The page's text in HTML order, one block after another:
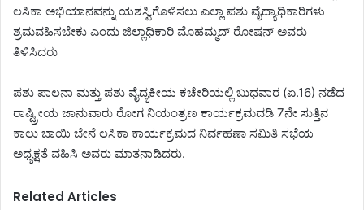
ಲಸಿಕಾ ಅಭಿಯಾನವನ್ನು ಯಶಸ್ವಿಗೊಳಿಸಲು ಎಲ್ಲಾ ಪಶು ವೈದ್ಯಾಧಿಕಾರಿಗಳು
ಶ್ರಮವಹಿಸಬೇಕು ಎಂದು ಜಿಲ್ಲಾಧಿಕಾರಿ ಮೊಹಮ್ಮದ್ ರೋಷನ್ ಅವರು
ತಿಳಿಸಿದರು
ಪಶು ಪಾಲನಾ ಮತ್ತು ಪಶು ವೈದ್ಯಕೀಯ ಕಚೇರಿಯಲ್ಲಿ ಬುಧವಾರ (ಏ.16) ನಡೆದ
ರಾಷ್ಟ್ರೀಯ ಜಾನುವಾರು ರೋಗ ನಿಯಂತ್ರಣ ಕಾರ್ಯಕ್ರಮದಡಿ 7ನೇ ಸುತ್ತಿನ
ಕಾಲು ಬಾಯಿ ಬೇನೆ ಲಸಿಕಾ ಕಾರ್ಯಕ್ರಮದ ನಿರ್ವಹಣಾ ಸಮಿತಿ ಸಭೆಯ
ಅಧ್ಯಕ್ಷತೆ ವಹಿಸಿ ಅವರು ಮಾತನಾಡಿದರು.
Related Articles